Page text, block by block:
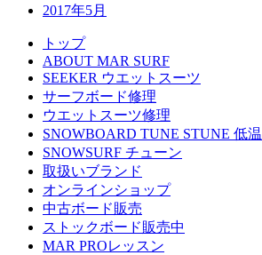
2017年5月
トップ
ABOUT MAR SURF
SEEKER ウエットスーツ
サーフボード修理
ウエットスーツ修理
SNOWBOARD TUNE STUNE 低
SNOWSURF チューン
取扱いブランド
オンラインショップ
中古ボード販売
ストックボード販売中
MAR PROレッスン